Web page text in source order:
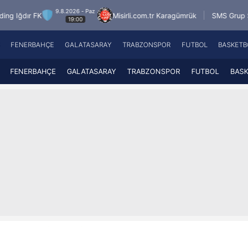
9.8.2026 - Paz
19:00
Misirli.com.tr Karagümrük SMS Grup Sarıyerspor
Fenerbahçe
Galatasaray
A
FENERBAHÇE GALATASARAY TRABZONSPOR FUTBOL
FENERBAHÇE GALATASARAY TRABZONSPOR FUTBOL